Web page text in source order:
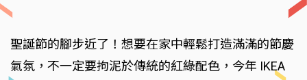
聖誕節的腳步近了！想要在家中輕鬆打造滿滿的節慶
氣氛，不一定要拘泥於傳統的紅綠配色，今年 IKEA